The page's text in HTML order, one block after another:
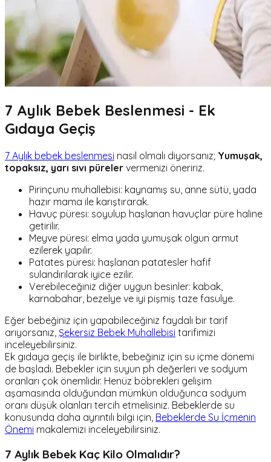
7 Aylık Bebek Beslenmesi - Ek
Gıdaya Geçiş
7 Aylık bebek beslenmesi nasıl olmalı diyorsanız; Yumuşak,
topaksız, yarı sıvı püreler vermenizi öneririz.
Pirinçunu muhallebisi: kaynamış su, anne sütü, yada
hazır mama ile karıştırarak.
Havuç püresi: soyulup haşlanan havuçlar püre haline
getirilir.
Meyve püresi: elma yada yumuşak olgun armut
ezilerek yapılır.
Patates püresi: haşlanan patatesler hafif
sulandırılarak iyice ezilir.
Verebileceğiniz diğer uygun besinler: kabak,
karnabahar, bezelye ve iyi pişmiş taze fasulye.
Eğer bebeğiniz için yapabileceğiniz faydalı bir tarif
arıyorsanız, Şekersiz Bebek Muhallebisi tarifimizi
inceleyebilirsiniz.
Ek gıdaya geçiş ile birlikte, bebeğiniz için su içme dönemi
de başladı. Bebekler için suyun ph değerleri ve sodyum
oranları çok önemlidir. Henüz böbrekleri gelişim
aşamasında olduğundan mümkün olduğunca sodyum
oranı düşük olanları tercih etmelisiniz. Bebeklerde su
konusunda daha ayrıntılı bilgi için, Bebeklerde Su İçmenin
Önemi makalemizi inceleyebilirsiniz.
7 Aylık Bebek Kaç Kilo Olmalıdır?